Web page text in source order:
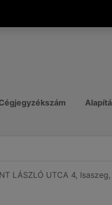
LÁSZLÓ UTCA 4,